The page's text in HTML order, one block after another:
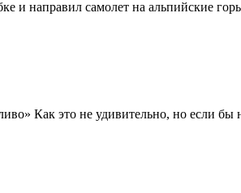
и направил самолет на альпийские
Как это не удивительно, но если бы